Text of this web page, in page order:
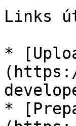
Links
*
*